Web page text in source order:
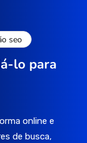
seo
lo para
online e
de busca,